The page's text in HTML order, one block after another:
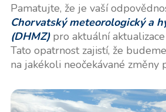
Pamatujte, že je vaší
Chorvatský meteorologický a
(DHMZ)pro aktuální
Tato opatrnost zajistí, že
na jakékoli neočekávané změny